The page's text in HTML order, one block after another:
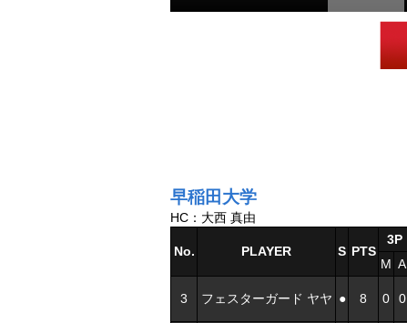
早稲田大学
HC：大西 真由
No. PLAYER S PTS
3P
M A
3 フェスターガード ヤヤ ● 8 0 0